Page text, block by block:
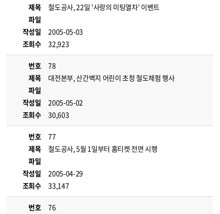
제목
철도공사, 22일 '사랑의 미팅열차' 이벤트
파일
작성일
2005-05-03
조회수
32,923
번호
78
제목
대전본부, 산간벽지 어린이 초청 철도체험 행사
파일
작성일
2005-05-02
조회수
30,603
번호
77
제목
철도공사, 5월 1일부터 홈티켓 전면 시행
파일
작성일
2005-04-29
조회수
33,147
번호
76